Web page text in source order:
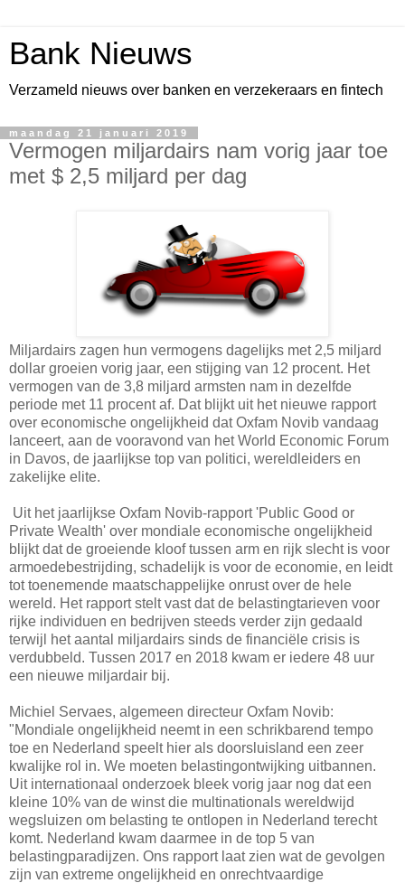
Bank Nieuws
Verzameld nieuws over banken en verzekeraars en fintech
maandag 21 januari 2019
Vermogen miljardairs nam vorig jaar toe
met $ 2,5 miljard per dag
Miljardairs zagen hun vermogens dagelijks met 2,5 miljard
dollar groeien vorig jaar, een stijging van 12 procent. Het
vermogen van de 3,8 miljard armsten nam in dezelfde
periode met 11 procent af. Dat blijkt uit het nieuwe rapport
over economische ongelijkheid dat Oxfam Novib vandaag
lanceert, aan de vooravond van het World Economic Forum
in Davos, de jaarlijkse top van politici, wereldleiders en
zakelijke elite.
Uit het jaarlijkse Oxfam Novib-rapport 'Public Good or
Private Wealth' over mondiale economische ongelijkheid
blijkt dat de groeiende kloof tussen arm en rijk slecht is voor
armoedebestrijding, schadelijk is voor de economie, en leidt
tot toenemende maatschappelijke onrust over de hele
wereld. Het rapport stelt vast dat de belastingtarieven voor
rijke individuen en bedrijven steeds verder zijn gedaald
terwijl het aantal miljardairs sinds de financiële crisis is
verdubbeld. Tussen 2017 en 2018 kwam er iedere 48 uur
een nieuwe miljardair bij.
Michiel Servaes, algemeen directeur Oxfam Novib:
"Mondiale ongelijkheid neemt in een schrikbarend tempo
toe en Nederland speelt hier als doorsluisland een zeer
kwalijke rol in. We moeten belastingontwijking uitbannen.
Uit internationaal onderzoek bleek vorig jaar nog dat een
kleine 10% van de winst die multinationals wereldwijd
wegsluizen om belasting te ontlopen in Nederland terecht
komt. Nederland kwam daarmee in de top 5 van
belastingparadijzen. Ons rapport laat zien wat de gevolgen
zijn van extreme ongelijkheid en onrechtvaardige